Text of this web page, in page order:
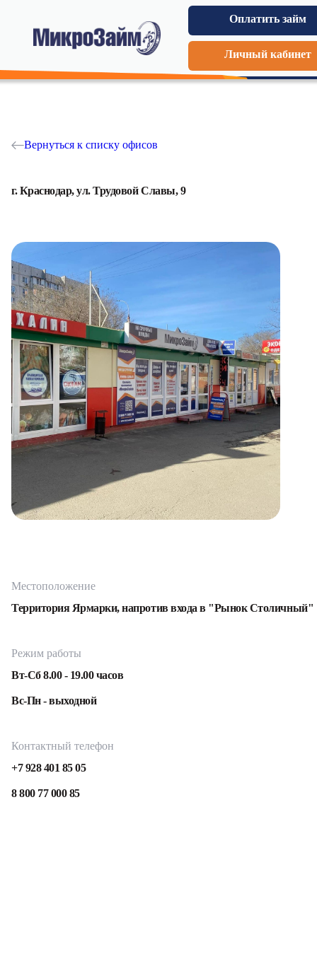
Оплатить займ
Личный кабинет
Вернуться к списку офисов
г. Краснодар, ул. Трудовой Славы, 9
Местоположение
Территория Ярмарки, напротив входа в "Рынок Столичный"
Режим работы
Вт-Сб 8.00 - 19.00 часов
Вс-Пн - выходной
Контактный телефон
+7 928 401 85 05
8 800 77 000 85